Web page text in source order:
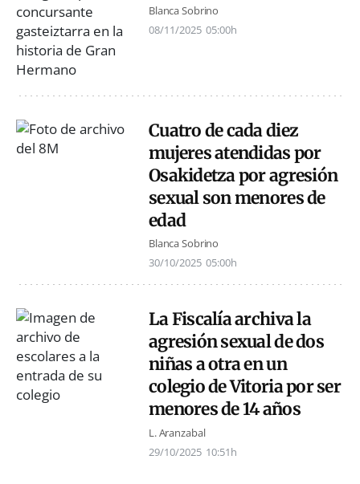
Blanca Sobrino
08/11/2025 05:00h
Cuatro de cada diez
mujeres atendidas por
Osakidetza por agresión
sexual son menores de
edad
Blanca Sobrino
30/10/2025 05:00h
La Fiscalía archiva la
agresión sexual de dos
niñas a otra en un
colegio de Vitoria por ser
menores de 14 años
L. Aranzabal
29/10/2025 10:51h